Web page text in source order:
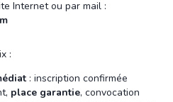
Internet ou par mail :
:
: inscription confirmée
place garantie, convocation